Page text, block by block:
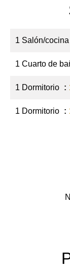
1 Salón/cocina
1 Cuarto de
1 Dormitorio
1 Dormitorio